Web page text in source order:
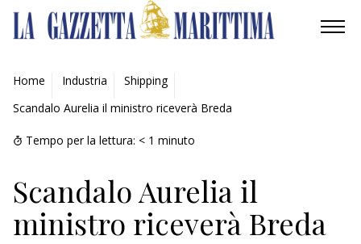
AMBIENTE
MOBILITÀ
INDUSTRIA
RICERCA
ECONOMIA
Home Industria
Shipping
Scandalo Aurelia il ministro riceverà Breda
Tempo per la lettura: < 1 minuto
Scandalo Aurelia il
ministro riceverà Breda